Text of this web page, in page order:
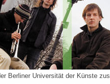
Berliner Universität der Künste